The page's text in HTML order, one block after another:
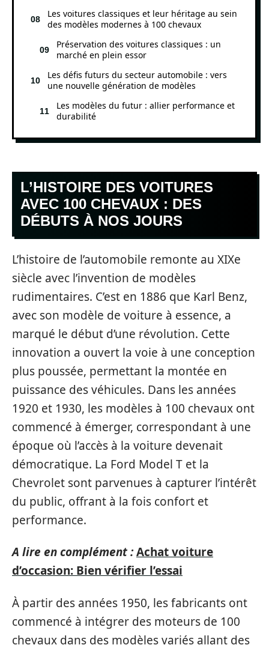
Les voitures classiques et leur héritage au sein
des modèles modernes à 100 chevaux
Préservation des voitures classiques : un
marché en plein essor
Les défis futurs du secteur automobile : vers
une nouvelle génération de modèles
Les modèles du futur : allier performance et
durabilité
L’HISTOIRE DES VOITURES
AVEC 100 CHEVAUX : DES
DÉBUTS À NOS JOURS
L’histoire de l’automobile remonte au XIXe
siècle avec l’invention de modèles
rudimentaires. C’est en 1886 que Karl Benz,
avec son modèle de voiture à essence, a
marqué le début d’une révolution. Cette
innovation a ouvert la voie à une conception
plus poussée, permettant la montée en
puissance des véhicules. Dans les années
1920 et 1930, les modèles à 100 chevaux ont
commencé à émerger, correspondant à une
époque où l’accès à la voiture devenait
démocratique. La Ford Model T et la
Chevrolet sont parvenues à capturer l’intérêt
du public, offrant à la fois confort et
performance.
A lire en complément :Achat voiture
d’occasion: Bien vérifier l’essai
À partir des années 1950, les fabricants ont
commencé à intégrer des moteurs de 100
chevaux dans des modèles variés allant des